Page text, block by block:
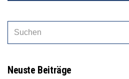
Neuste Beiträge